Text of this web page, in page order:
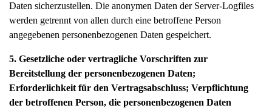
Daten sicherzustellen. Die anonymen Daten der Server-Logfiles
werden getrennt von allen durch eine betroffene Person
angegebenen personenbezogenen Daten gespeichert.
5. Gesetzliche oder vertragliche Vorschriften zur
Bereitstellung der personenbezogenen Daten;
Erforderlichkeit für den Vertragsabschluss; Verpflichtung
der betroffenen Person, die personenbezogenen Daten